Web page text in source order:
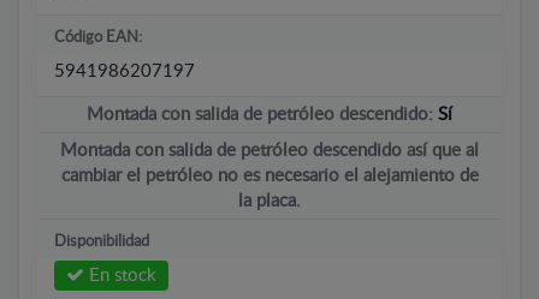
Código EAN:
5941986207197
Montada con salida de petróleo descendido: Sí
Montada con salida de petróleo descendido así que al
cambiar el petróleo no es necesario el alejamiento de
la placa.
Disponibilidad
En stock